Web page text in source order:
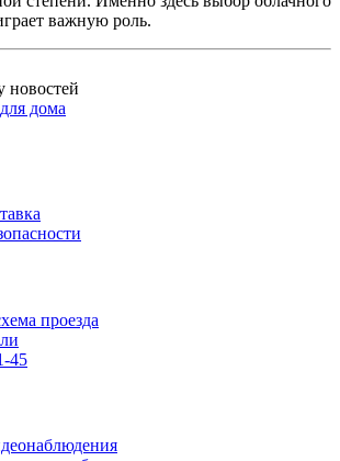
важную роль.
новостей
дома
проезда
45